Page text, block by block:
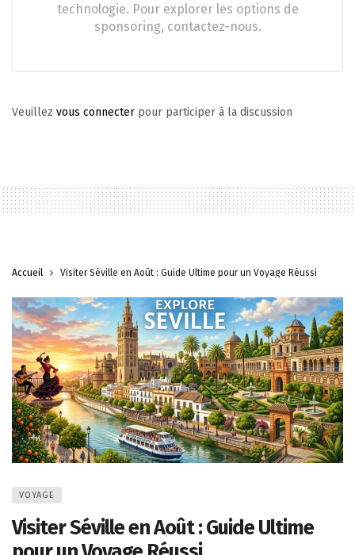
technologie. Pour explorer les options de
sponsoring, contactez-nous.
Veuillez vous connecter pour participer à la discussion
Accueil Visiter Séville en Août : Guide Ultime pour un Voyage Réussi
VOYAGE
Visiter Séville en Août : Guide Ultime